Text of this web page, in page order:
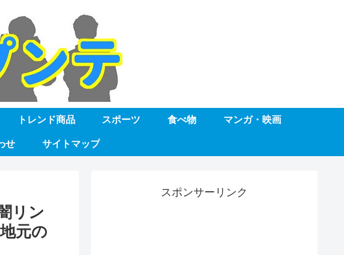
トレンド商品 スポーツ 食べ物 マンガ・映画
せ サイトマップ
リン
元の
スポンサーリンク